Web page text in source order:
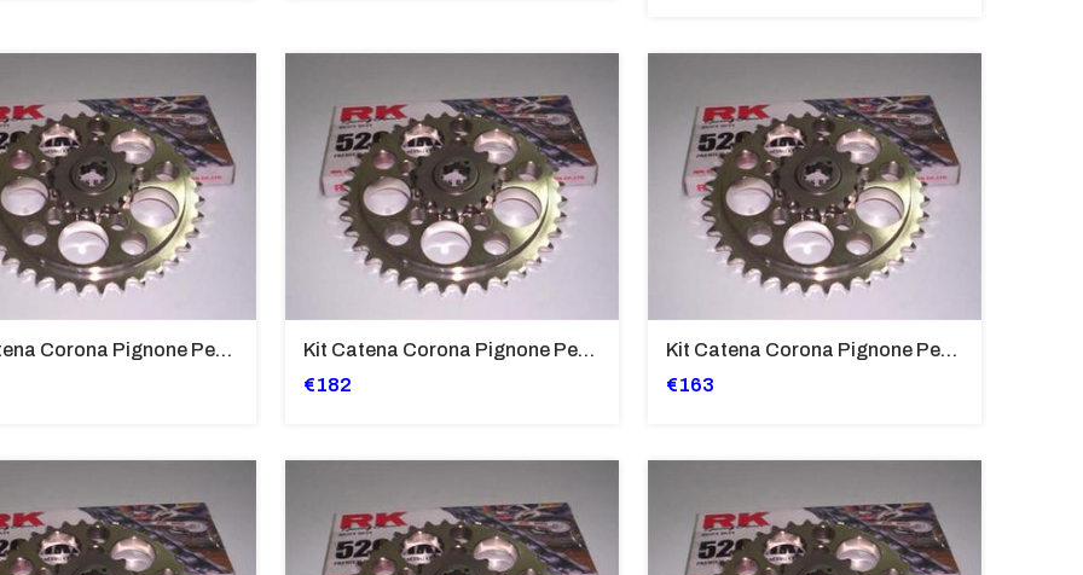
Kit Catena Corona Pignone Per BMW F650 GS '08-'11
Kit Catena Corona Pignone Per BMW F800 GS '08-'11
€182
Kit Catena Corona Pignone Per BMW G650 X Moto '07-'08
€163